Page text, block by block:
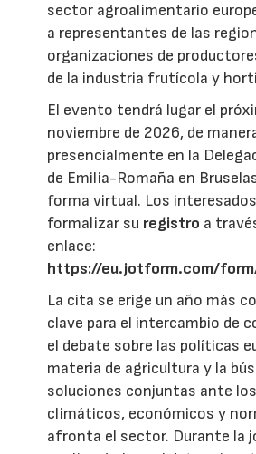
sector agroalimentario
a representantes de las
organizaciones de
de la industria frutícola y
El evento tendrá lugar el
noviembre de 2026, de
presencialmente en la
de Emilia-Romaña en
forma virtual. Los
formalizar su registro a
enlace:
https://eu.jotform.com/
La cita se erige un año más
clave para el intercambio de
el debate sobre las políticas
materia de agricultura y la
soluciones conjuntas ante
climáticos, económicos y
afronta el sector. Durante la